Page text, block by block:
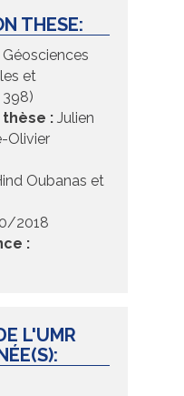
THESE:
Géosciences
et
: Julien
Olivier
Oubanas et
2018
:
L'UMR